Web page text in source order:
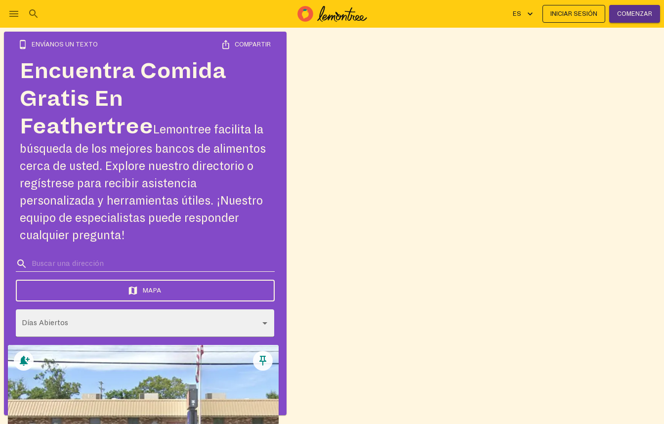
ES INICIAR SESIÓN COMENZAR
ENVÍANOS UN TEXTO COMPARTIR
Encuentra Comida
Gratis En
Feathertree Lemontree facilita la
búsqueda de los mejores bancos de alimentos
cerca de usted. Explore nuestro directorio o
regístrese para recibir asistencia
personalizada y herramientas útiles. ¡Nuestro
equipo de especialistas puede responder
cualquier pregunta!
MAPA
Días Abiertos